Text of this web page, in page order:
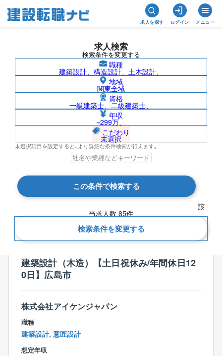
求人を探す ログイン メニュー
求人検索
検索条件を変更する
職種
建築設計、構造設計、土木設計、
地域
関東全域
資格
一級建築士、二級建築士、
年収
~299万、
こだわり
未選択
未選択項目を設定すると､より詳細な条件検索が行えます｡
この条件で検索する
該
当求人数 85件
検索条件を変更する
二級建築士/広島県の求人検索結果一覧
検索結果 85 件
現在の検索条件
建築設計（木造）【土日祝休み/年間休日12
0日】広島市
株式会社アイケンジャパン
職種
建築設計, 意匠設計
想定年収